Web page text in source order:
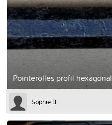
Pointerolles profil hexagonal
Sophie B